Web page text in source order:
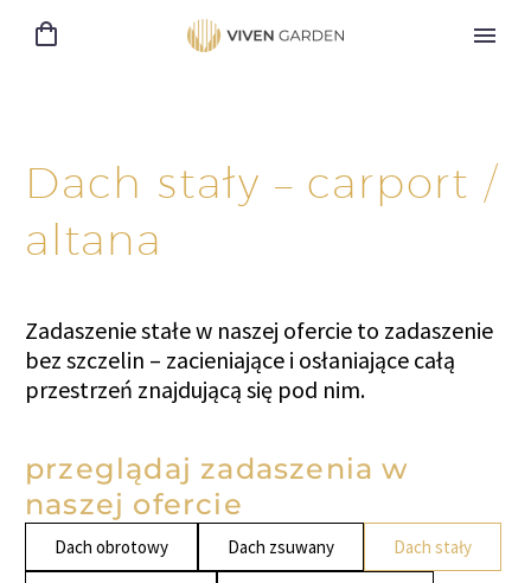
Dach stały – carport /
altana
Zadaszenie stałe w naszej ofercie to zadaszenie
bez szczelin – zacieniające i osłaniające całą
przestrzeń znajdującą się pod nim.
przeglądaj zadaszenia w
naszej ofercie
Dach obrotowy Dach zsuwany Dach stały